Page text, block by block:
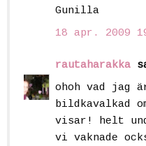
Gunilla
18 apr. 2009
rautaharakka
ohoh vad jag
bildkavalkad
visar! helt
vi vaknade